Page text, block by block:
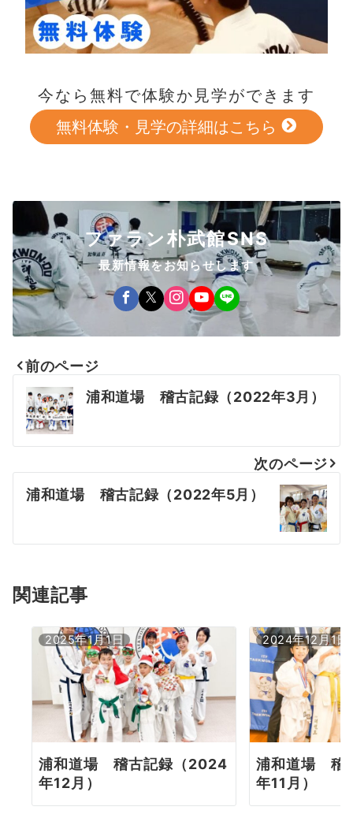
今なら無料で体験か見学ができます
無料体験・見学の詳細はこちら
ファラン朴武館SNS
最新情報をお知らせします
投
稿
ナ
ビ
ゲ
ョ
ン
前のページ
浦和道場 稽古記録（2022年3月）
次のページ
浦和道場 稽古記録（2022年5月）
関連記事
2025年1月1日
浦和道場 稽古記録（2024
年12月）
2024年12月1日
浦和道場 稽
年11月）